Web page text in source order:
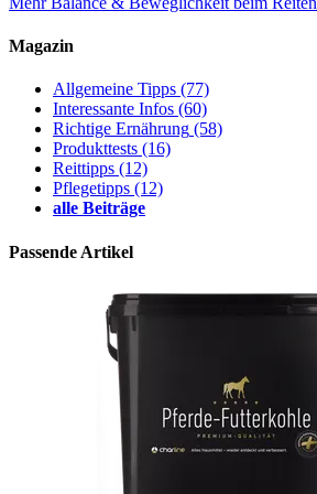
Magazin
Allgemeine Tipps (77)
Interessante Infos (60)
Richtige Ernährung (58)
Produkttests (16)
Reittipps (12)
Pflegetipps (12)
alle Beiträge
Passende Artikel